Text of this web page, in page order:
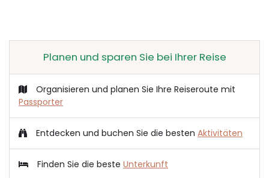
Planen und sparen Sie bei Ihrer Reise
Organisieren und planen Sie Ihre Reiseroute mit
Passporter
Entdecken und buchen Sie die besten Aktivitäten
Finden Sie die beste Unterkunft